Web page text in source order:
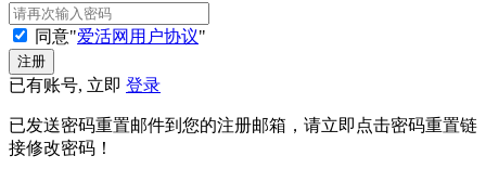
同意"爱活网用户协议"
已有账号, 立即 登录
已发送密码重置邮件到您的注册邮箱，请立即点击密码重置链
接修改密码！